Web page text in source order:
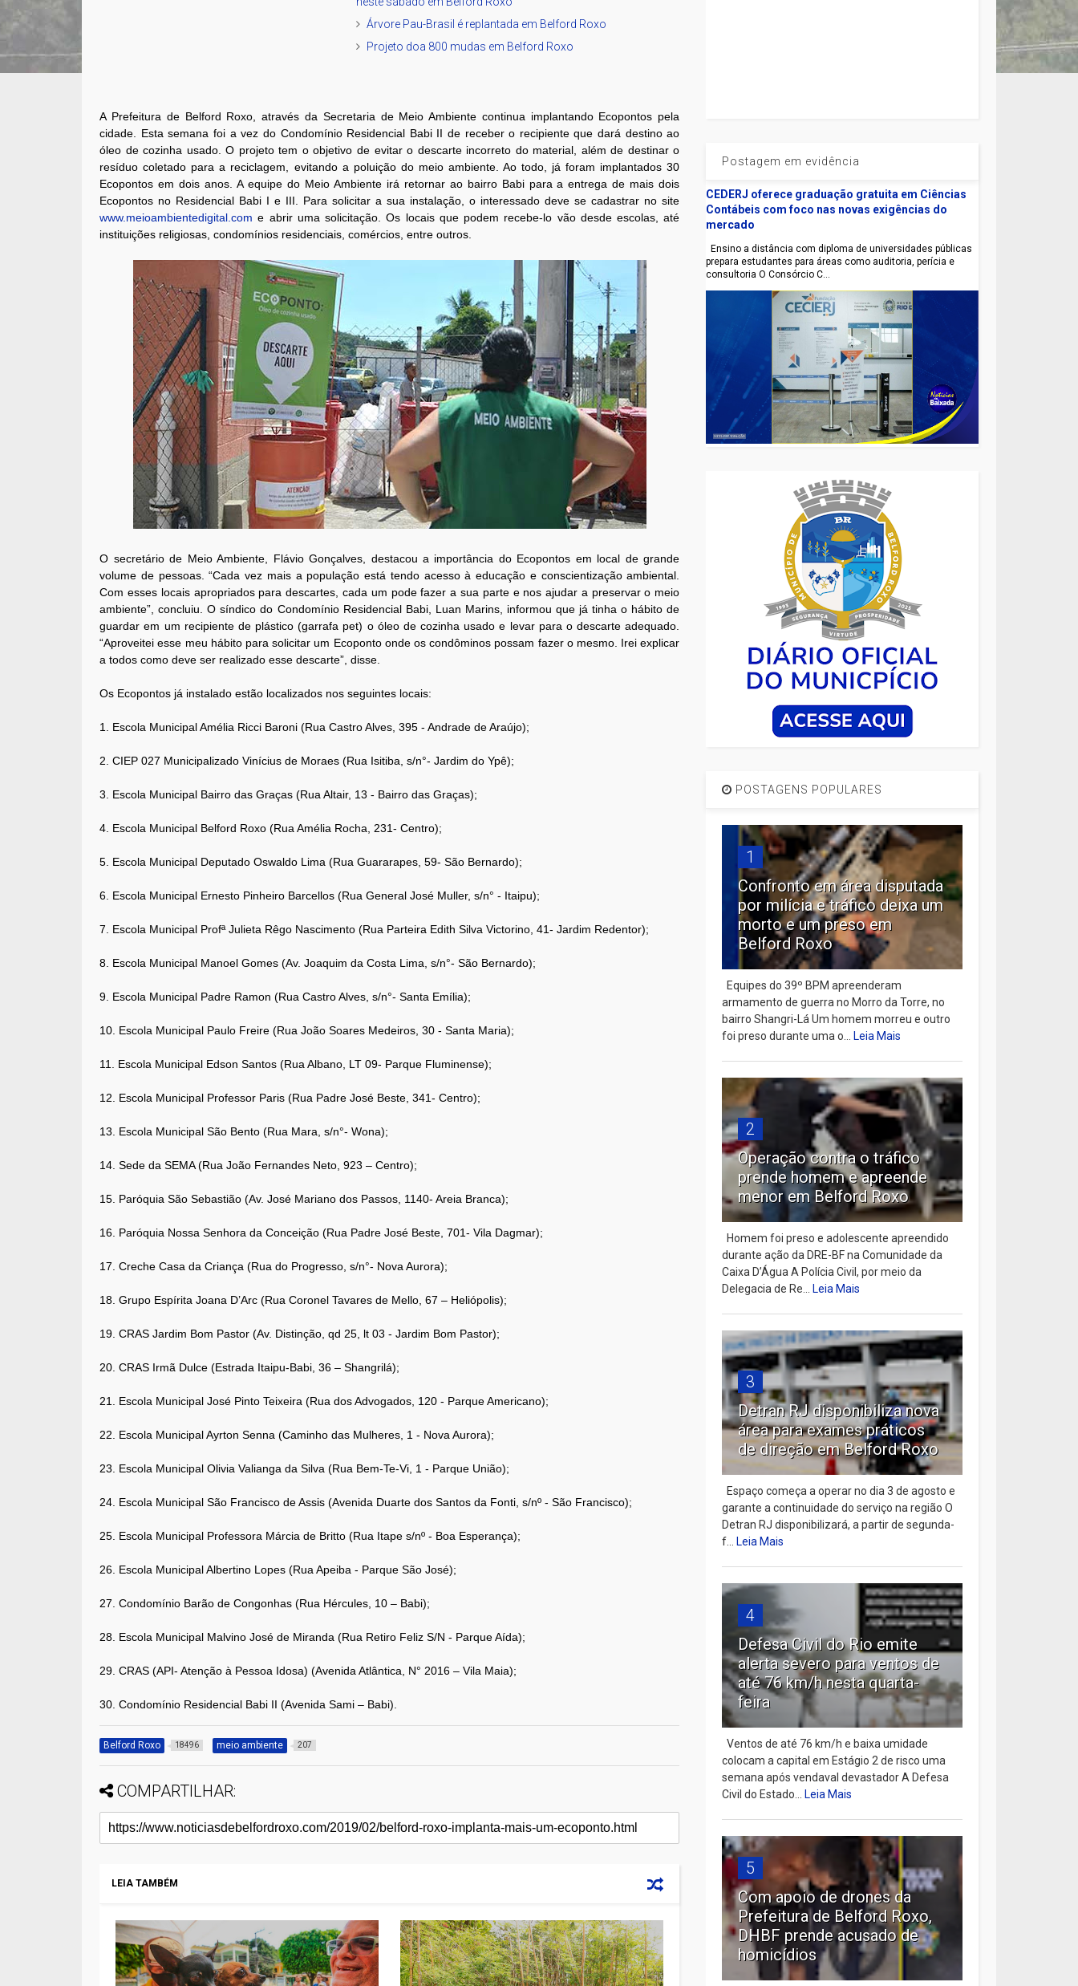
Árvore Pau-Brasil é replantada em Belford Roxo
Projeto doa 800 mudas em Belford Roxo
A Prefeitura de Belford Roxo, através da Secretaria de Meio Ambiente continua implantando Ecopontos pela
cidade. Esta semana foi a vez do Condomínio Residencial Babi II de receber o recipiente que dará destino ao
óleo de cozinha usado. O projeto tem o objetivo de evitar o descarte incorreto do material, além de destinar o
resíduo coletado para a reciclagem, evitando a poluição do meio ambiente. Ao todo, já foram implantados 30
Ecopontos em dois anos. A equipe do Meio Ambiente irá retornar ao bairro Babi para a entrega de mais dois
Ecopontos no Residencial Babi I e III. Para solicitar a sua instalação, o interessado deve se cadastrar no site
www.meioambientedigital.com e abrir uma solicitação. Os locais que podem recebe-lo vão desde escolas, até
instituições religiosas, condomínios residenciais, comércios, entre outros.
O secretário de Meio Ambiente, Flávio Gonçalves, destacou a importância do Ecopontos em local de grande
volume de pessoas. “Cada vez mais a população está tendo acesso à educação e conscientização ambiental.
Com esses locais apropriados para descartes, cada um pode fazer a sua parte e nos ajudar a preservar o meio
ambiente”, concluiu. O síndico do Condomínio Residencial Babi, Luan Marins, informou que já tinha o hábito de
guardar em um recipiente de plástico (garrafa pet) o óleo de cozinha usado e levar para o descarte adequado.
“Aproveitei esse meu hábito para solicitar um Ecoponto onde os condôminos possam fazer o mesmo. Irei explicar
a todos como deve ser realizado esse descarte”, disse.
Os Ecopontos já instalado estão localizados nos seguintes locais:
1. Escola Municipal Amélia Ricci Baroni (Rua Castro Alves, 395 - Andrade de Araújo);
2. CIEP 027 Municipalizado Vinícius de Moraes (Rua Isitiba, s/n°- Jardim do Ypê);
3. Escola Municipal Bairro das Graças (Rua Altair, 13 - Bairro das Graças);
4. Escola Municipal Belford Roxo (Rua Amélia Rocha, 231- Centro);
5. Escola Municipal Deputado Oswaldo Lima (Rua Guararapes, 59- São Bernardo);
6. Escola Municipal Ernesto Pinheiro Barcellos (Rua General José Muller, s/n° - Itaipu);
7. Escola Municipal Profª Julieta Rêgo Nascimento (Rua Parteira Edith Silva Victorino, 41- Jardim Redentor);
8. Escola Municipal Manoel Gomes (Av. Joaquim da Costa Lima, s/n°- São Bernardo);
9. Escola Municipal Padre Ramon (Rua Castro Alves, s/n°- Santa Emília);
10. Escola Municipal Paulo Freire (Rua João Soares Medeiros, 30 - Santa Maria);
11. Escola Municipal Edson Santos (Rua Albano, LT 09- Parque Fluminense);
12. Escola Municipal Professor Paris (Rua Padre José Beste, 341- Centro);
13. Escola Municipal São Bento (Rua Mara, s/n°- Wona);
14. Sede da SEMA (Rua João Fernandes Neto, 923 – Centro);
15. Paróquia São Sebastião (Av. José Mariano dos Passos, 1140- Areia Branca);
16. Paróquia Nossa Senhora da Conceição (Rua Padre José Beste, 701- Vila Dagmar);
17. Creche Casa da Criança (Rua do Progresso, s/n°- Nova Aurora);
18. Grupo Espírita Joana D’Arc (Rua Coronel Tavares de Mello, 67 – Heliópolis);
19. CRAS Jardim Bom Pastor (Av. Distinção, qd 25, lt 03 - Jardim Bom Pastor);
20. CRAS Irmã Dulce (Estrada Itaipu-Babi, 36 – Shangrilá);
21. Escola Municipal José Pinto Teixeira (Rua dos Advogados, 120 - Parque Americano);
22. Escola Municipal Ayrton Senna (Caminho das Mulheres, 1 - Nova Aurora);
23. Escola Municipal Olivia Valianga da Silva (Rua Bem-Te-Vi, 1 - Parque União);
24. Escola Municipal São Francisco de Assis (Avenida Duarte dos Santos da Fonti, s/nº - São Francisco);
25. Escola Municipal Professora Márcia de Britto (Rua Itape s/nº - Boa Esperança);
26. Escola Municipal Albertino Lopes (Rua Apeiba - Parque São José);
27. Condomínio Barão de Congonhas (Rua Hércules, 10 – Babi);
28. Escola Municipal Malvino José de Miranda (Rua Retiro Feliz S/N - Parque Aída);
29. CRAS (API- Atenção à Pessoa Idosa) (Avenida Atlântica, N° 2016 – Vila Maia);
30. Condomínio Residencial Babi II (Avenida Sami – Babi).
Belford Roxo 18496 meio ambiente 207
COMPARTILHAR:
LEIA TAMBÉM
Postagem em evidência
CEDERJ oferece graduação gratuita em Ciências
Contábeis com foco nas novas exigências do
mercado
Ensino a distância com diploma de universidades públicas
prepara estudantes para áreas como auditoria, perícia e
consultoria O Consórcio C...
POSTAGENS POPULARES
1
Confronto em área disputada
por milícia e tráfico deixa um
morto e um preso em
Belford Roxo
Equipes do 39º BPM apreenderam
armamento de guerra no Morro da Torre, no
bairro Shangri-Lá Um homem morreu e outro
foi preso durante uma o...Leia Mais
2
Operação contra o tráfico
prende homem e apreende
menor em Belford Roxo
Homem foi preso e adolescente apreendido
durante ação da DRE-BF na Comunidade da
Caixa D’Água A Polícia Civil, por meio da
Delegacia de Re...Leia Mais
3
Detran RJ disponibiliza nova
área para exames práticos
de direção em Belford Roxo
Espaço começa a operar no dia 3 de agosto e
garante a continuidade do serviço na região O
Detran RJ disponibilizará, a partir de segunda-
f...Leia Mais
4
Defesa Civil do Rio emite
alerta severo para ventos de
até 76 km/h nesta quarta-
feira
Ventos de até 76 km/h e baixa umidade
colocam a capital em Estágio 2 de risco uma
semana após vendaval devastador A Defesa
Civil do Estado...Leia Mais
5
Com apoio de drones da
Prefeitura de Belford Roxo,
DHBF prende acusado de
homicídios